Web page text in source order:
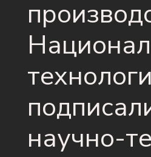
научно-